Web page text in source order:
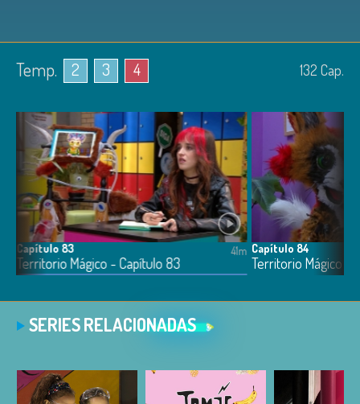
Temp. 2 3 4 132 Cap.
Capítulo 83
Territorio Mágico - Capítulo 83
41m Capítulo 84
Territorio Mágico -
SERIES RELACIONADAS